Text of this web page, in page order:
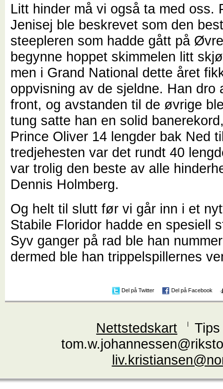
Litt hinder må vi også ta med oss.
Jenisej ble beskrevet som den
steepleren som hadde gått på
begynne hoppet skimmelen litt
men i Grand National dette året
oppvisning av de sjeldne. Han dro
front, og avstanden til de øvrige
tung satte han en solid
Prince Oliver 14 lengder bak Ned
tredjehesten var det rundt 40
var trolig den beste av alle
Dennis Holmberg.
Og helt til slutt før vi går inn i et
Stabile Floridor hadde en spesiell
Syv ganger på rad ble han
dermed ble han trippelspillernes
Del på Twitter Del på Facebook
Nettstedskart